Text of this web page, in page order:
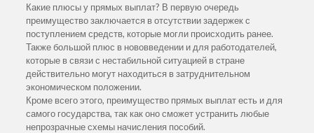
Какие плюсы у прямых выплат? В первую очередь
преимущество заключается в отсутствии задержек с
поступлением средств, которые могли происходить ранее.
Также большой плюс в нововведении и для работодателей,
которые в связи с нестабильной ситуацией в стране
действительно могут находиться в затруднительном
экономическом положении.
Кроме всего этого, преимущество прямых выплат есть и для
самого государства, так как оно сможет устранить любые
непрозрачные схемы начисления пособий.